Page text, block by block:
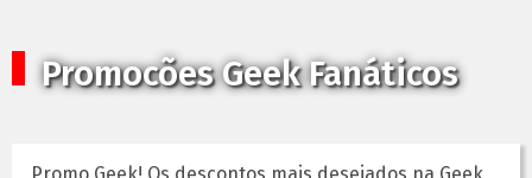
Promocões Geek Fanáticos
Promo Geek! Os descontos mais desejados na Geek